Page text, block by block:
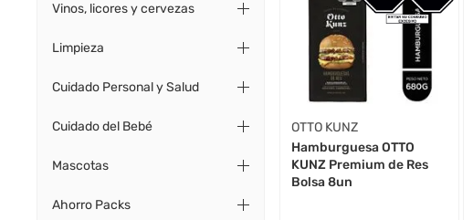
Vinos, licores y cervezas
Limpieza
Cuidado Personal y Salud
Cuidado del Bebé
Mascotas
Ahorro Packs
OTTO KUNZ
Hamburguesa OTTO
KUNZ Premium de Res
Bolsa 8un